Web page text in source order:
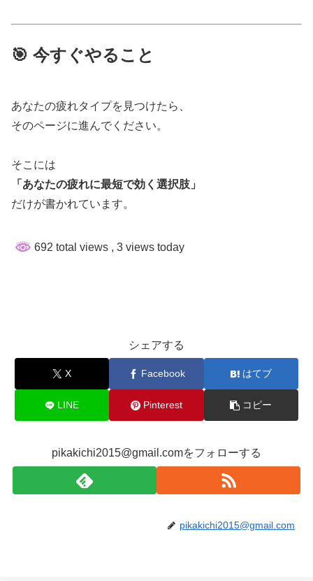
🎯 今すぐやること
あなたの疲れタイプを見つけたら、
そのページに進んでください。
そこには
「あなたの疲れに最短で効く選択肢」
だけが書かれています。
692 total views , 3 views today
シェアする
X Facebook はてブ
LINE Pinterest コピー
pikakichi2015@gmail.comをフォローする
pikakichi2015@gmail.com